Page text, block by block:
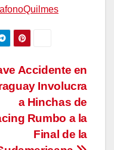
Accidente en
Involucra
a Hinchas de
Rumbo a la
Final de la